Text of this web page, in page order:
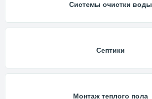
Системы очистки воды
Септики
Монтаж теплого пола